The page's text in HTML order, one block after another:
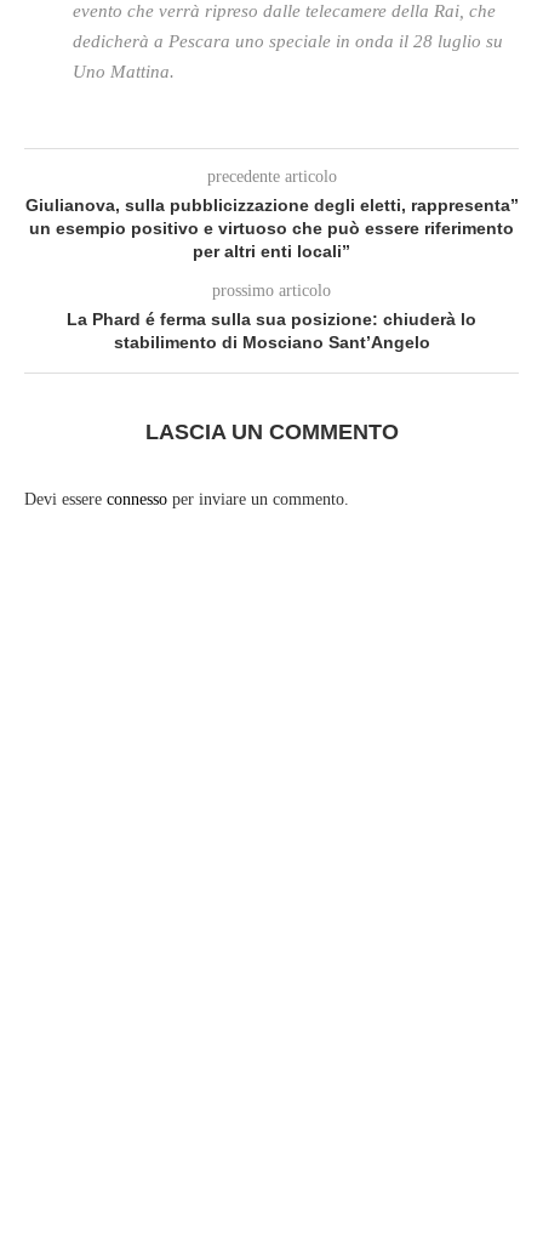
evento che verrà ripreso dalle telecamere della Rai, che
dedicherà a Pescara uno speciale in onda il 28 luglio su
Uno Mattina.
precedente articolo
Giulianova, sulla pubblicizzazione degli eletti, rappresenta”
un esempio positivo e virtuoso che può essere riferimento
per altri enti locali”
prossimo articolo
La Phard é ferma sulla sua posizione: chiuderà lo
stabilimento di Mosciano Sant’Angelo
LASCIA UN COMMENTO
Devi essere connesso per inviare un commento.